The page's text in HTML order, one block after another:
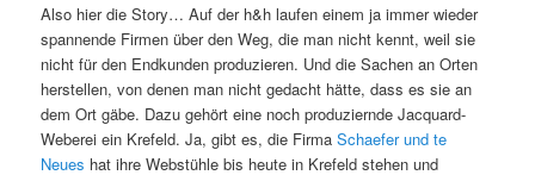
Also hier die Story… Auf der h&h laufen einem ja immer wieder
spannende Firmen über den Weg, die man nicht kennt, weil sie
nicht für den Endkunden produzieren. Und die Sachen an Orten
herstellen, von denen man nicht gedacht hätte, dass es sie an
dem Ort gäbe. Dazu gehört eine noch produziernde Jacquard-
Weberei ein Krefeld. Ja, gibt es, die FirmaSchaefer und te
Neues hat ihre Webstühle bis heute in Krefeld stehen und